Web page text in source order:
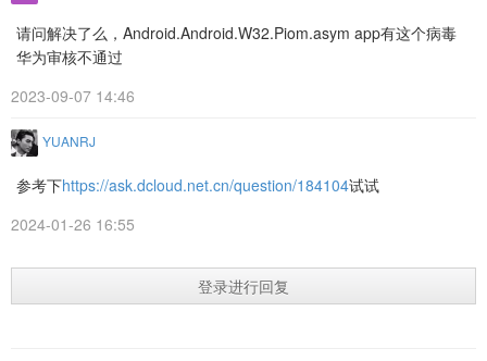
请问解决了么，Android.Android.W32.Piom.asym app有这个病毒
华为审核不通过
2023-09-07 14:46
YUANRJ
参考下https://ask.dcloud.net.cn/question/184104试试
2024-01-26 16:55
登录进行回复